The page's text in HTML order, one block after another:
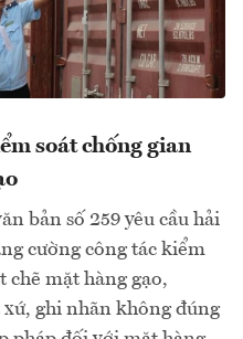
soát chống gian
bản số 259 yêu cầu hải
cường công tác kiểm
chẽ mặt hàng gạo,
ghi nhãn không đúng